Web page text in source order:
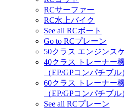
RCサーファー
RC水上バイク
See all RCボート
Go to RCプレーン
50クラス エンジンス
40クラス トレーナー
（EP/GPコンパチブル
60クラス トレーナー
（EP/GPコンパチブル
See all RCプレーン